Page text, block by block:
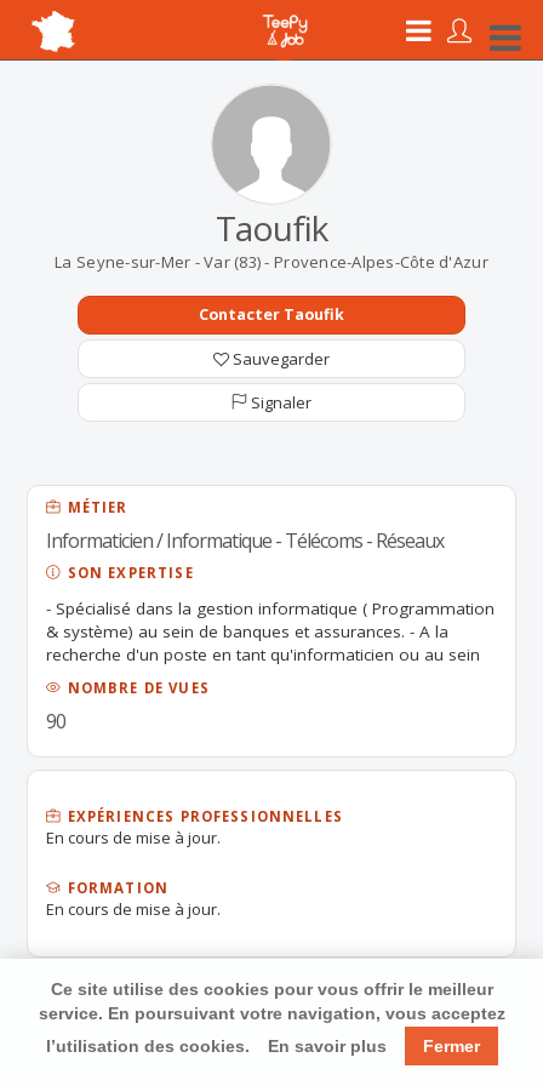
Taoufik
La Seyne-sur-Mer - Var (83) - Provence-Alpes-Côte d'Azur
Contacter Taoufik
Sauvegarder
Signaler
MÉTIER
Informaticien / Informatique - Télécoms - Réseaux
SON EXPERTISE
- Spécialisé dans la gestion informatique ( Programmation
& système) au sein de banques et assurances. - A la
recherche d'un poste en tant qu'informaticien ou au sein
d'une collectivité.
NOMBRE DE VUES
90
EXPÉRIENCES PROFESSIONNELLES
En cours de mise à jour.
FORMATION
En cours de mise à jour.
Ce site utilise des cookies pour vous offrir le meilleur
service. En poursuivant votre navigation, vous acceptez
l’utilisation des cookies.
En savoir plus Fermer